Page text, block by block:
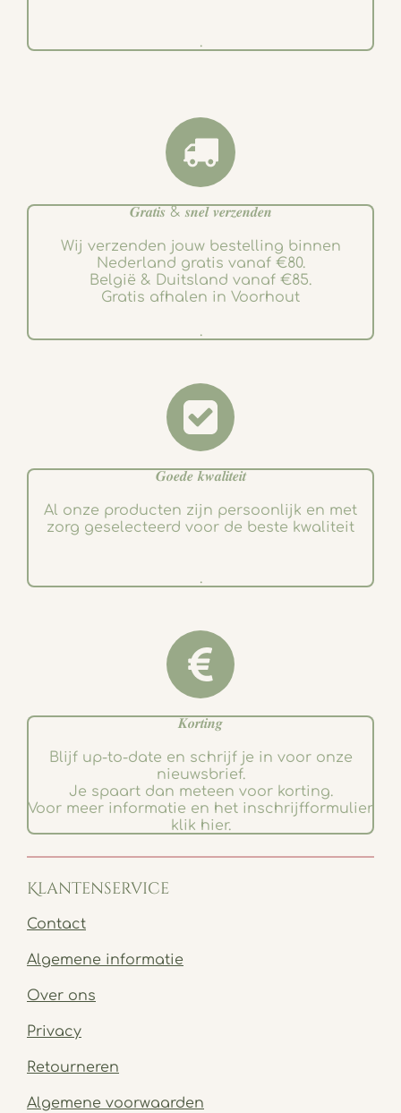
.
𝑮𝒓𝒂𝒕𝒊𝒔 & 𝒔𝒏𝒆𝒍 𝒗𝒆𝒓𝒛𝒆𝒏𝒅𝒆𝒏
Wij verzenden jouw bestelling binnen
Nederland gratis vanaf €80.
België & Duitsland vanaf €85.
Gratis afhalen in Voorhout
.
𝑮𝒐𝒆𝒅𝒆 𝒌𝒘𝒂𝒍𝒊𝒕𝒆𝒊𝒕
Al onze producten zijn persoonlijk en met
zorg geselecteerd voor de beste kwaliteit
.
𝑲𝒐𝒓𝒕𝒊𝒏𝒈
Blijf up-to-date en schrijf je in voor onze
nieuwsbrief.
Je spaart dan meteen voor korting.
Voor meer informatie en het inschrijfformulier
klik hier.
Klantenservice
Contact
Algemene informatie
Over ons
Privacy
Retourneren
Algemene voorwaarden